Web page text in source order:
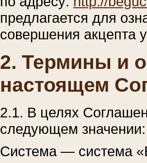
предлагается для
совершения акцепта
2. Термины и
настоящем
2.1. В целях
следующем значении:
Система — система